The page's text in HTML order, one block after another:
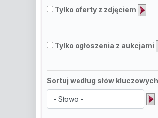
Tylko oferty z zdjęciem
Tylko ogłoszenia z aukcjami
Sortuj według słów kluczowych